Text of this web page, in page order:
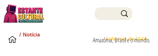
6 de mar. de 2026
Amazônia, Brasil e o mundo.
/ Notícia